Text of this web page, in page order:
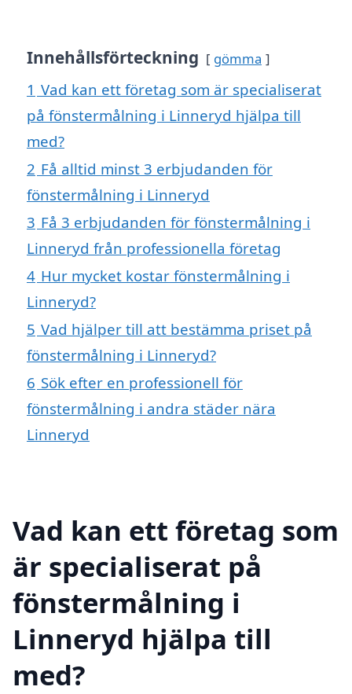
Innehållsförteckning gömma
1 Vad kan ett företag som är specialiserat
på fönstermålning i Linneryd hjälpa till
med?
2 Få alltid minst 3 erbjudanden för
fönstermålning i Linneryd
3 Få 3 erbjudanden för fönstermålning i
Linneryd från professionella företag
4 Hur mycket kostar fönstermålning i
Linneryd?
5 Vad hjälper till att bestämma priset på
fönstermålning i Linneryd?
6 Sök efter en professionell för
fönstermålning i andra städer nära
Linneryd
Vad kan ett företag som
är specialiserat på
fönstermålning i
Linneryd hjälpa till
med?